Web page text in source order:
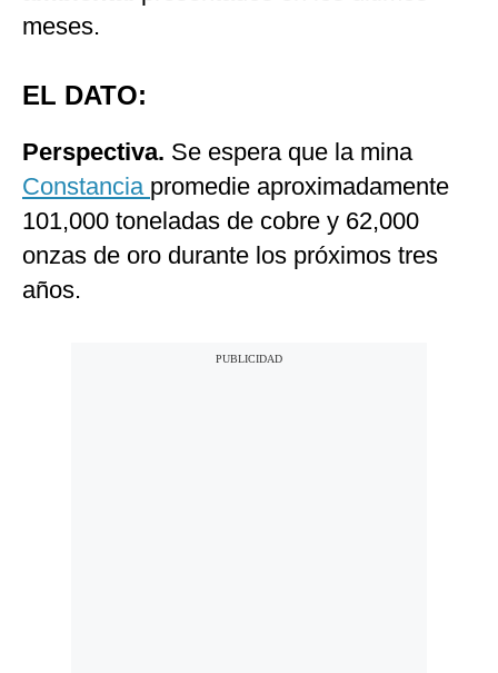
meses.
EL DATO:
Perspectiva. Se espera que la mina
Constancia promedie aproximadamente
101,000 toneladas de cobre y 62,000
onzas de oro durante los próximos tres
años.